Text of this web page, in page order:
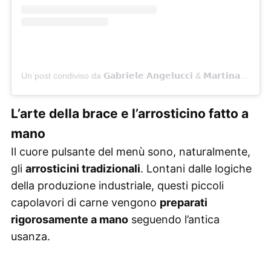
L’arte della brace e l’arrosticino fatto a
mano
Il cuore pulsante del menù sono, naturalmente,
gli arrosticini tradizionali. Lontani dalle logiche
della produzione industriale, questi piccoli
capolavori di carne vengono preparati
rigorosamente a manoseguendo l’antica
usanza.